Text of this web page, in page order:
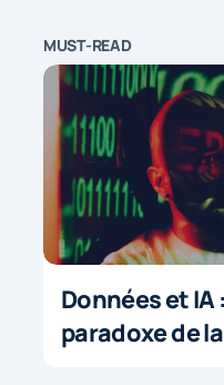
MUST-READ
Données et IA
paradoxe de